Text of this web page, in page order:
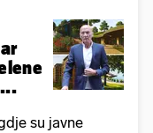
su javne